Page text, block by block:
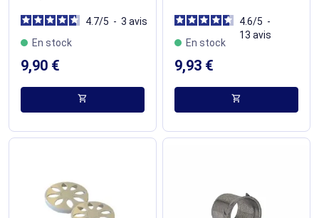
4.7/5 - 3 avis
En stock
9,90 €
shopping_cart
4.6/5 -
13 avis
En stock
9,93 €
shopping_cart